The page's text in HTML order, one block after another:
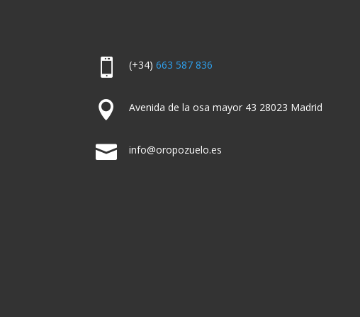
 (+34) 663 587 836
 Avenida de la osa mayor 43 28023 Madrid
 info@oropozuelo.es